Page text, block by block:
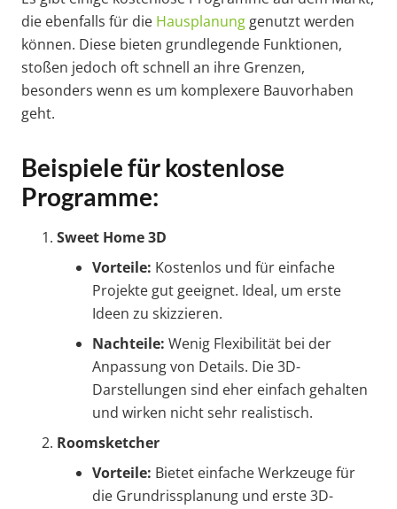
die ebenfalls für die Hausplanung genutzt werden
können. Diese bieten grundlegende Funktionen,
stoßen jedoch oft schnell an ihre Grenzen,
besonders wenn es um komplexere Bauvorhaben
geht.
Beispiele für kostenlose
Programme:
Sweet Home 3D
Vorteile: Kostenlos und für einfache
Projekte gut geeignet. Ideal, um erste
Ideen zu skizzieren.
Nachteile: Wenig Flexibilität bei der
Anpassung von Details. Die 3D-
Darstellungen sind eher einfach gehalten
und wirken nicht sehr realistisch.
Roomsketcher
Vorteile: Bietet einfache Werkzeuge für
die Grundrissplanung und erste 3D-